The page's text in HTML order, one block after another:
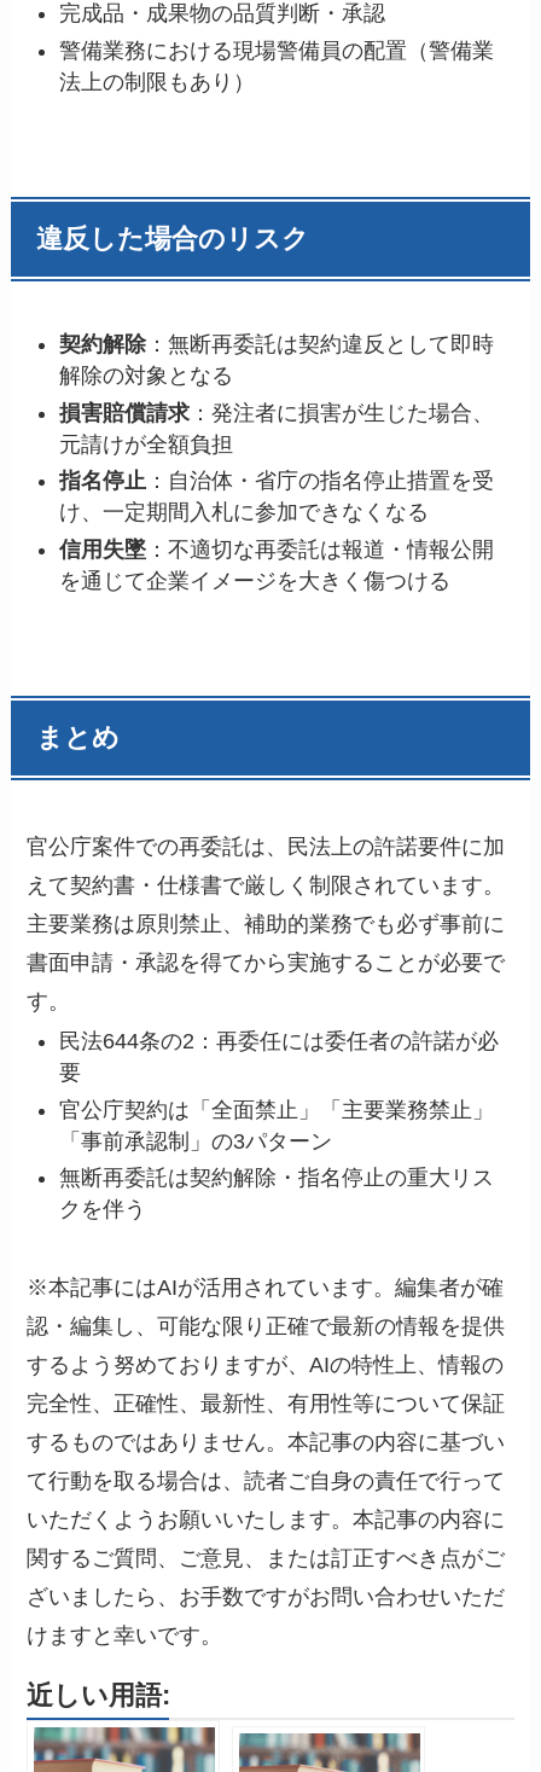
完成品・成果物の品質判断・承認
警備業務における現場警備員の配置（警備業
法上の制限もあり）
違反した場合のリスク
契約解除：無断再委託は契約違反として即時
解除の対象となる
損害賠償請求 ：発注者に損害が生じた場合、
元請けが全額負担
指名停止 ：自治体・省庁の指名停止措置を受
け、一定期間入札に参加できなくなる
信用失墜 ：不適切な再委託は報道・情報公開
を通じて企業イメージを大きく傷つける
まとめ
官公庁案件での再委託は、民法上の許諾要件に加
えて契約書・仕様書で厳しく制限されています。
主要業務は原則禁止、補助的業務でも必ず事前に
書面申請・承認を得てから実施することが必要で
す。
民法644条の2：再委任には委任者の許諾が必
要
官公庁契約は「全面禁止」「主要業務禁止」
「事前承認制」の3パターン
無断再委託は契約解除・指名停止の重大リス
クを伴う
※本記事にはAIが活用されています。編集者が確
認・編集し、可能な限り正確で最新の情報を提供
するよう努めておりますが、AIの特性上、情報の
完全性、正確性、最新性、有用性等について保証
するものではありません。本記事の内容に基づい
て行動を取る場合は、読者ご自身の責任で行って
いただくようお願いいたします。本記事の内容に
関するご質問、ご意見、または訂正すべき点がご
ざいましたら、お手数ですがお問い合わせいただ
けますと幸いです。
近しい用語: